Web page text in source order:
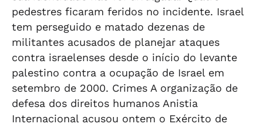
pedestres ficaram feridos no incidente. Israel
tem perseguido e matado dezenas de
militantes acusados de planejar ataques
contra israelenses desde o início do levante
palestino contra a ocupação de Israel em
setembro de 2000. Crimes A organização de
defesa dos direitos humanos Anistia
Internacional acusou ontem o Exército de